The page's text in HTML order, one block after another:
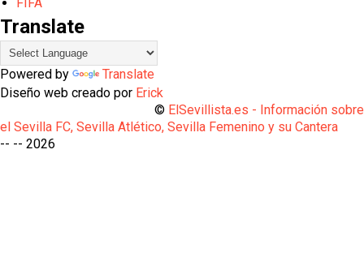
Translate
Powered by
Translate
Diseño web creado por Erick
© ElSevillista.es - Información sobre
el Sevilla FC, Sevilla Atlético, Sevilla Femenino y su Cantera
-- -- 2026